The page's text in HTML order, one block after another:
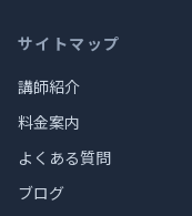
サイトマップ
講師紹介
料金案内
よくある質問
ブログ